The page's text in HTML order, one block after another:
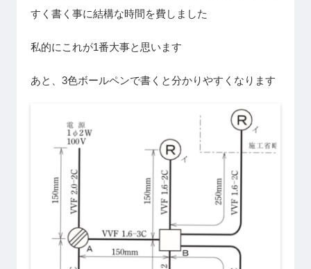
すく書く事に結構な時間を費しました
私的にこれが1番大事と思います
あと、3色ボールペンで書くと分かりやすくなります